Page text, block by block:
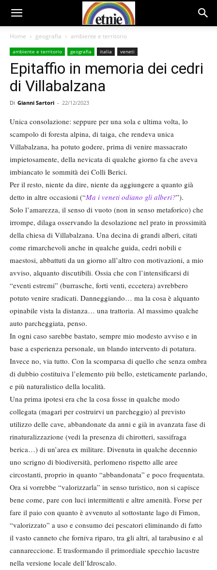
Home geografia ambiente e territorio
ambiente e territorio geografia italia veneti
Epitaffio in memoria dei cedri
di Villabalzana
Di Gianni Sartori - 22/12/2023
Unica consolazione: seppure per una sola e ultima volta, lo
scampolo di foresta alpina, di taiga, che rendeva unica
Villabalzana, ha potuto godere, prima di venire massacrato
impietosamente, della nevicata di qualche giorno fa che aveva
imbiancato le sommità dei Colli Berici.
Per il resto, niente da dire, niente da aggiungere a quanto già
detto in altre occasioni (“Ma i veneti odiano gli alberi?”).
Solo l’amarezza, il senso di vuoto (non in senso metaforico) che
irrompe, dilaga osservando la desolazione nel prato in prossimità
della chiesa di Villabalzana. Una decina di grandi alberi, citati
come rimarchevoli anche in qualche guida, cedri nobili e
maestosi, abbattuti da un giorno all’altro con motivazioni, a mio
avviso, alquanto discutibili. Ossia che con l’intensificarsi di
“eventi estremi” (burrasche, forti venti, eccetera) avrebbero
potuto venire sradicati. Danneggiando… ma la cosa è alquanto
opinabile vista la distanza… una trattoria. Al massimo qualche
auto parcheggiata, penso.
In ogni caso sarebbe bastato, sempre mio modesto avviso e in
base a esperienza personale, un blando intervento di potatura.
Invece no, via tutto. Con la scomparsa di quello che senza ombra
di dubbio costituiva l’elemento più bello, esteticamente parlando,
e più naturalistico della località.
Una prima ipotesi era che la cosa fosse in qualche modo
collegata (magari per costruirvi un parcheggio) al previsto
utilizzo delle cave, abbandonate da anni e già in avanzata fase di
rinaturalizzazione (vedi la presenza di chirotteri, sassifraga
berica…) di un’area ex militare. Divenuta in qualche decennio
uno scrigno di biodiversità, perlomeno rispetto alle aree
circostanti, proprio in quanto “abbandonata” e poco frequentata.
Ora si vorrebbe “valorizzarla” in senso turistico, non si capisce
bene come, pare con luci intermittenti e altre amenità. Forse per
fare il paio con quanto è avvenuto al sottostante lago di Fimon,
“valorizzato” a uso e consumo dei pescatori eliminando di fatto
il vasto canneto che forniva riparo, tra gli altri, al tarabusino e al
cannareccione. E trasformando il primordiale specchio lacustre
nella versione locale dell’Idroscalo.